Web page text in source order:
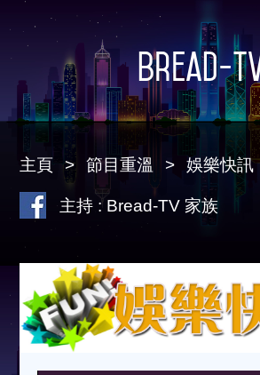
Bread-
主頁 節目重溫 娛樂快訊
主持 : Bread-TV 家族